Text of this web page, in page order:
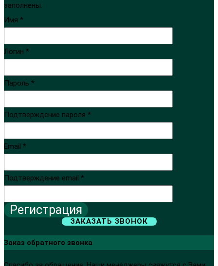
заполнены.
Имя *
Логин *
Пароль *
Подтверждение пароля *
Email *
Подтверждение email *
Регистрация
ЗАКАЗАТЬ ЗВОНОК
Заказ обратного звонка